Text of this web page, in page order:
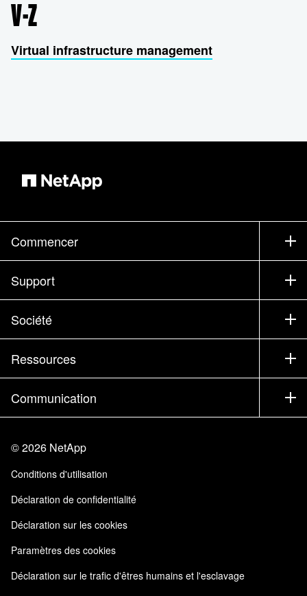
V-Z
Virtual infrastructure management
Commencer
Comment acheter
Service commercial
Trouver un partenaire
Executive Briefing
Produits A-Z
Support
Support
Formation
Documentation
Communauté
Apprendre
Société
Société
Partenaires
Emplois
Trust Center
Responsabilité & durabilité
Certifications de la qualité
NetApp Instaclustr
Ressources
Newsroom
Événements
Blog
Expérience client
Témoignages clients
Communication
Commentaires sur le site
Accessibilité
Mes abonnements
©2026 NetApp
Conditions d'utilisation
Déclaration de confidentialité
Déclaration sur les cookies
Paramètres des cookies
Déclaration sur le trafic d'êtres humains et l'esclavage